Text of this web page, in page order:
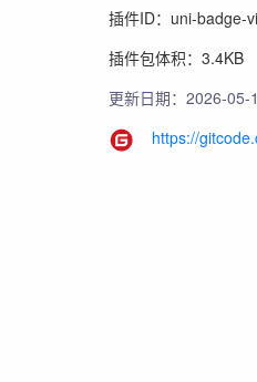
插件ID：uni-badge-
插件包体积：3.4KB
更新日期：2026-05-
https://